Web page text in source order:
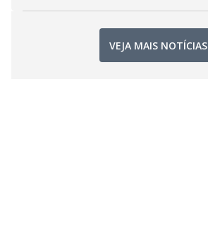
VEJA MAIS NOTÍCIAS